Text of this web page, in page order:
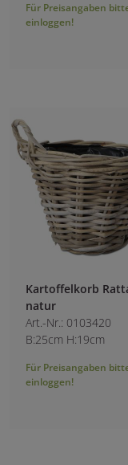
Für Preisangaben
einloggen!
Kartoffelkorb
natur
Art.-Nr.: 0103420
B:25cm H:19cm
Für Preisangaben
einloggen!